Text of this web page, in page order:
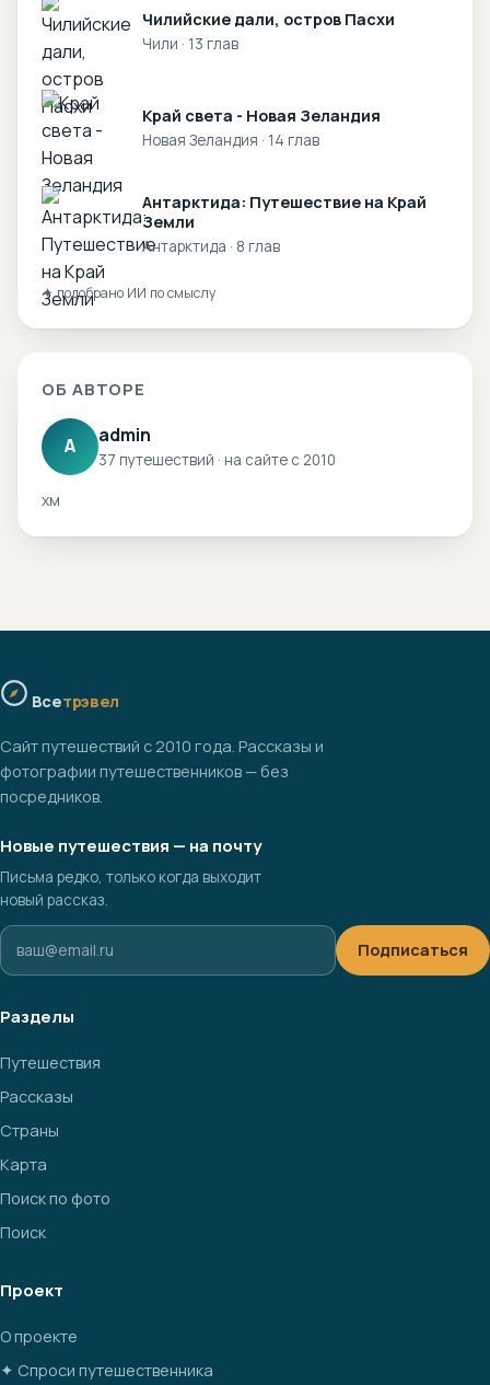
Чилийские дали, остров Пасхи
Чили · 13 глав
Край света - Новая Зеландия
Новая Зеландия · 14 глав
Антарктида: Путешествие на Край
Земли
Антарктида · 8 глав
✦ подобрано ИИ по смыслу
ОБ АВТОРЕ
A admin
37 путешествий · на сайте с 2010
хм
Всетрэвел
Сайт путешествий с 2010 года. Рассказы и
фотографии путешественников — без
посредников.
Новые путешествия — на почту
Письма редко, только когда выходит
новый рассказ.
Подписаться
Разделы
Путешествия
Рассказы
Страны
Карта
Поиск по фото
Поиск
Проект
О проекте
✦ Спроси путешественника